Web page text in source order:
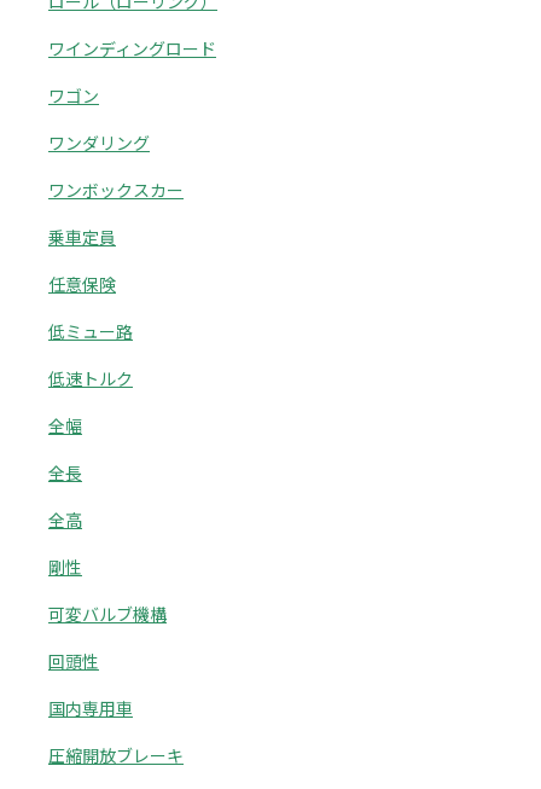
ワインディングロード
ワゴン
ワンダリング
ワンボックスカー
乗車定員
任意保険
低ミュー路
低速トルク
全幅
全長
全高
剛性
可変バルブ機構
回頭性
国内専用車
圧縮開放ブレーキ